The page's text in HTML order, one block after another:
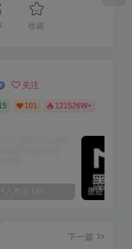
收藏
关注
101 121526W+
八荒录 666
下一篇